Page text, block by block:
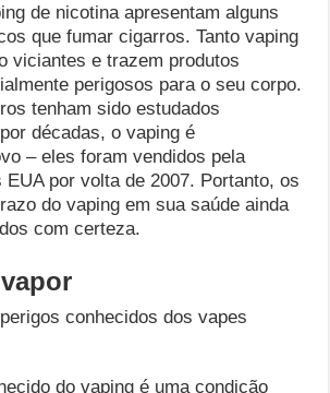
de nicotina apresentam alguns
que fumar cigarros. Tanto vaping
viciantes e trazem produtos
perigosos para o seu corpo.
tenham sido estudados
décadas, o vaping é
– eles foram vendidos pela
por volta de 2007. Portanto, os
do vaping em sua saúde ainda
com certeza.
conhecidos dos vapes
do vaping é uma condição